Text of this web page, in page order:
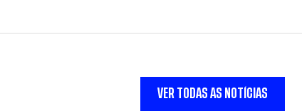
VER TODAS AS NOTÍCIAS